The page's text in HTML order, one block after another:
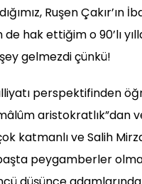
Ruşen Çakır’ın
hak ettiğim o 90’lı
gelmezdi çünkü!
perspektifinden
katmanlı ve Salih
peygamberler